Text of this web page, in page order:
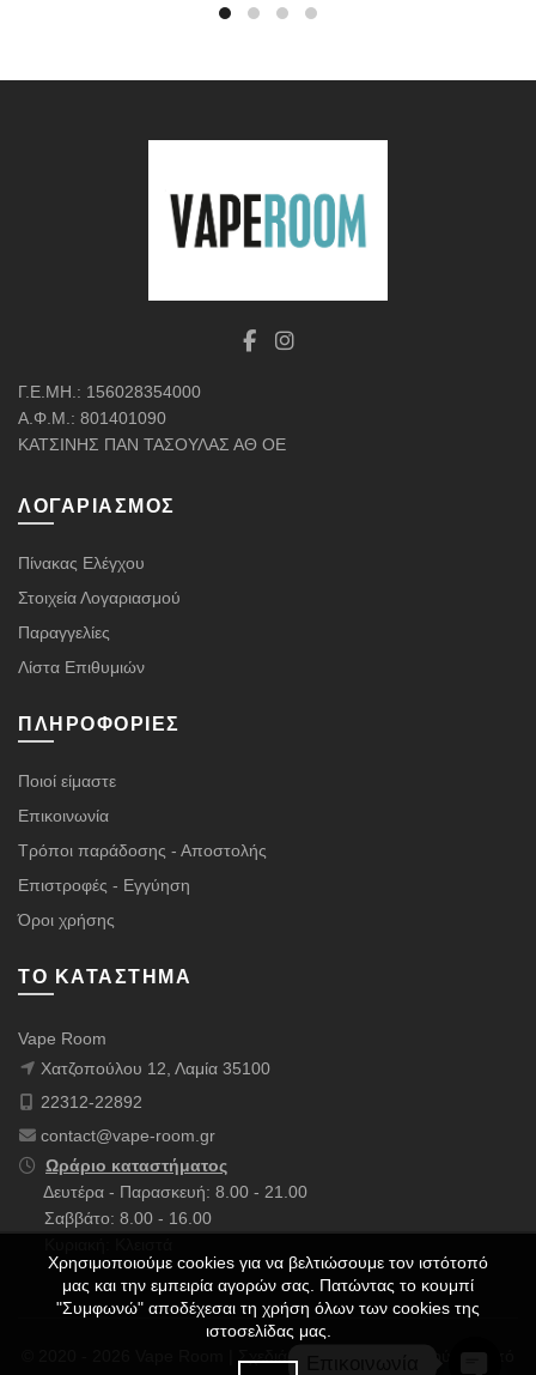
Γ.Ε.ΜΗ.: 156028354000
Α.Φ.Μ.: 801401090
ΚΑΤΣΙΝΗΣ ΠΑΝ ΤΑΣΟΥΛΑΣ ΑΘ ΟΕ
ΛΟΓΑΡΙΑΣΜΌΣ
Πίνακας Ελέγχου
Στοιχεία Λογαριασμού
Παραγγελίες
Λίστα Επιθυμιών
ΠΛΗΡΟΦΟΡΊΕΣ
Ποιοί είμαστε
Επικοινωνία
Τρόποι παράδοσης - Αποστολής
Επιστροφές - Εγγύηση
Όροι χρήσης
ΤΟ ΚΑΤΆΣΤΗΜΑ
Vape Room
Χατζοπούλου 12, Λαμία 35100
22312-22892
contact@vape-room.gr
Ωράριο καταστήματος
Δευτέρα - Παρασκευή: 8.00 - 21.00
Σαββάτο: 8.00 - 16.00
© 2020 - 2026 Vape Room | Σχεδιάστηκε με ❤️ & Πολλούς ☕ από
Χρησιμοποιούμε cookies για να βελτιώσουμε τον ιστότοπό
μας και την εμπειρία αγορών σας. Πατώντας το κουμπί
"Συμφωνώ" αποδέχεσαι τη χρήση όλων των cookies της
ιστοσελίδας μας.